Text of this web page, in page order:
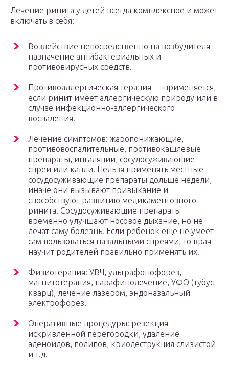
Лечение ринита у детей всегда комплексное и может
включать в себя:
Воздействие непосредственно на возбудителя –
назначение антибактериальных и
противовирусных средств.
Противоаллергическая терапия — применяется,
если ринит имеет аллергическую природу или в
случае инфекционно-аллергического
воспаления.
Лечение симптомов: жаропонижающие,
противовоспалительные, противокашлевые
препараты, ингаляции, сосудосуживающие
спреи или капли. Нельзя применять местные
сосудосуживающие препараты дольше недели,
иначе они вызывают привыкание и
способствуют развитию медикаментозного
ринита. Сосудосуживающие препараты
временно улучшают носовое дыхание, но не
лечат саму болезнь. Если ребенок еще не умеет
сам пользоваться назальными спреями, то врач
научит родителей правильно применять их.
Физиотерапия: УВЧ, ультрафонофорез,
магнитотерапия, парафинолечение, УФО (тубус-
кварц), лечение лазером, эндоназальный
электрофорез.
Оперативные процедуры: резекция
искривленной перегородки, удаление
аденоидов, полипов, криодеструкция слизистой
и т.д.